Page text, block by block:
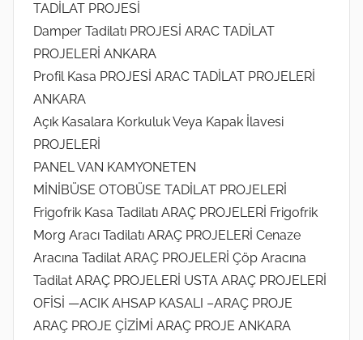
TADİLAT PROJESİ
Damper Tadilatı PROJESİ ARAC TADİLAT
PROJELERİ ANKARA
Profil Kasa PROJESİ ARAC TADİLAT PROJELERİ
ANKARA
Açık Kasalara Korkuluk Veya Kapak İlavesi
PROJELERİ
PANEL VAN KAMYONETEN
MİNİBÜSE OTOBÜSE TADİLAT PROJELERİ
Frigofrik Kasa Tadilatı ARAÇ PROJELERİ Frigofrik
Morg Aracı Tadilatı ARAÇ PROJELERİ Cenaze
Aracına Tadilat ARAÇ PROJELERİ Çöp Aracına
Tadilat ARAÇ PROJELERİ USTA ARAÇ PROJELERİ
OFİSİ —ACIK AHSAP KASALI –ARAÇ PROJE
ARAÇ PROJE ÇİZİMİ ARAÇ PROJE ANKARA